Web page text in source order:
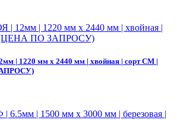
| 1220 мм х 2440 мм | хвойная | сорт СМ |